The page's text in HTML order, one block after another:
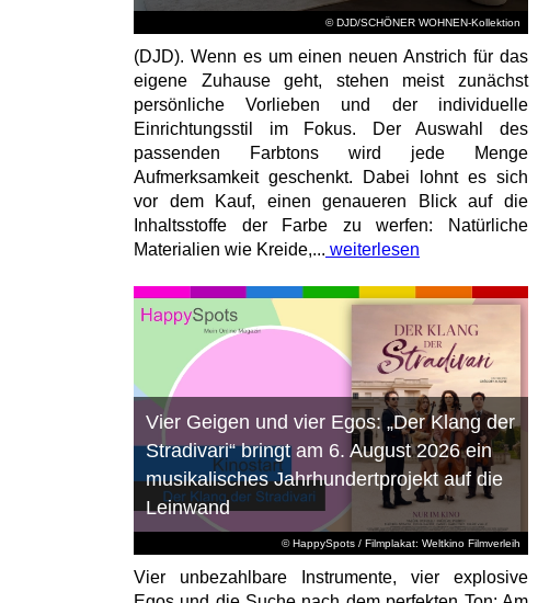
© DJD/SCHÖNER WOHNEN-Kollektion
(DJD). Wenn es um einen neuen Anstrich für das
eigene Zuhause geht, stehen meist zunächst
persönliche Vorlieben und der individuelle
Einrichtungsstil im Fokus. Der Auswahl des
passenden Farbtons wird jede Menge
Aufmerksamkeit geschenkt. Dabei lohnt es sich
vor dem Kauf, einen genaueren Blick auf die
Inhaltsstoffe der Farbe zu werfen: Natürliche
Materialien wie Kreide,... weiterlesen
© HappySpots / Filmplakat: Weltkino Filmverleih
Vier Geigen und vier Egos: „Der Klang der
Stradivari“ bringt am 6. August 2026 ein
musikalisches Jahrhundertprojekt auf die
Leinwand
Vier unbezahlbare Instrumente, vier explosive